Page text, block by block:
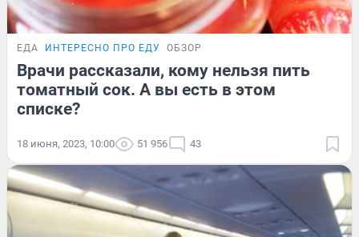
ЕДА ИНТЕРЕСНО ПРО ЕДУ ОБЗОР
Врачи рассказали, кому нельзя пить
томатный сок. А вы есть в этом
списке?
18 июня, 2023, 10:00 51 956 43